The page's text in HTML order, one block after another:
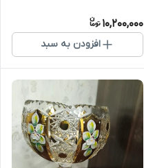
10,200,000
افزودن به سبد